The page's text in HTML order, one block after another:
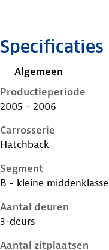
Specificaties
Algemeen
Productieperiode
2005 - 2006
Carrosserie
Hatchback
Segment
B - kleine middenklasse
Aantal deuren
3-deurs
Aantal zitplaatsen